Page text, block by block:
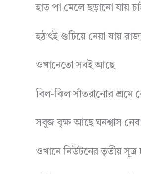
হাত পা মেলে ছড়ানো যায়
হঠাৎই গুটিয়ে নেয়া যায়
ওখানেতো সবই আছে
বিল-ঝিল সাঁতরানোর শ্রমে
সবুজ বৃক্ষ আছে ঘনশ্বাস
ওখানে নিউটনের তৃতীয় সূত্র